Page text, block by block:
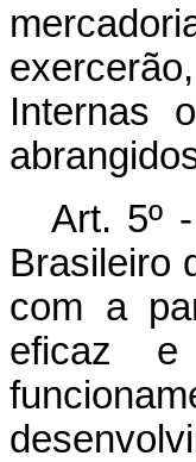
Internas
Art. 5º
Brasileiro
com a
eficaz e